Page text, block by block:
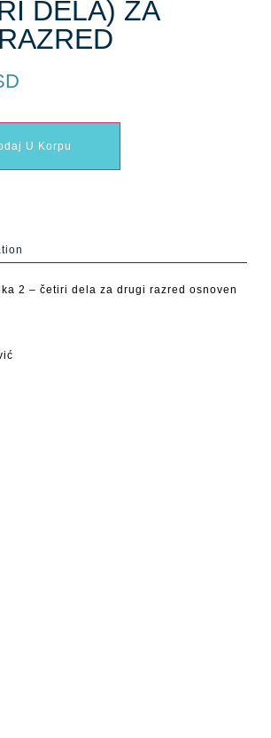
DELA) ZA
U Korpu
2 – četiri dela za drugi razred osnoven